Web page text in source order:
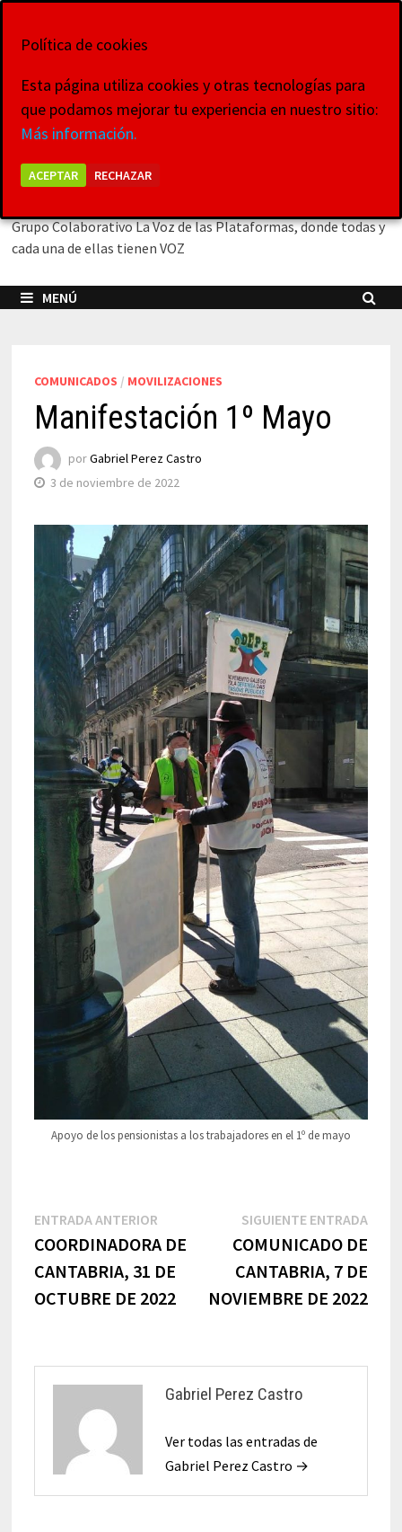
La Voz de las
Plataformas
Grupo Colaborativo La Voz de las Plataformas, donde todas y
cada una de ellas tienen VOZ
MENÚ
COMUNICADOS / MOVILIZACIONES
Manifestación 1º Mayo
porGabriel Perez Castro
3 de noviembre de 2022
Apoyo de los pensionistas a los trabajadores en el 1º de mayo
Navegación
de
entradas
ENTRADA ANTERIOREntrada
anterior:
COORDINADORA DE
CANTABRIA, 31 DE
OCTUBRE DE 2022
SIGUIENTE ENTRADA
COMUNICADO DE
CANTABRIA, 7 DE
NOVIEMBRE DE 2022
Gabriel Perez Castro
Ver todas las entradas de
Gabriel Perez Castro →
Política de cookies
Esta página utiliza cookies y otras tecnologías para
que podamos mejorar tu experiencia en nuestro sitio:
Más información.
ACEPTAR RECHAZAR